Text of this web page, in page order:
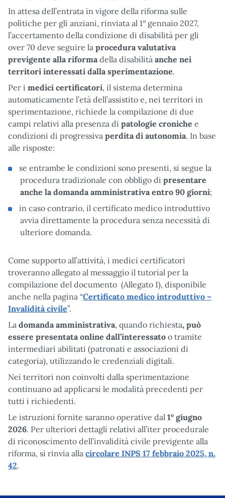
In attesa dell’entrata in vigore della riforma sulle
politiche per gli anziani, rinviata al 1° gennaio 2027,
l’accertamento della condizione di disabilità per gli
over 70 deve seguire la procedura valutativa
previgente alla riforma della disabilità anche nei
territori interessati dalla sperimentazione.
Per i medici certificatori, il sistema determina
automaticamente l’età dell’assistito e, nei territori in
sperimentazione, richiede la compilazione di due
campi relativi alla presenza di patologie croniche e
condizioni di progressiva perdita di autonomia. In base
alle risposte:
se entrambe le condizioni sono presenti, si segue la
procedura tradizionale con obbligo di presentare
anche la domanda amministrativa entro 90 giorni;
in caso contrario, il certificato medico introduttivo
avvia direttamente la procedura senza necessità di
ulteriore domanda.
Come supporto all’attività, i medici certificatori
troveranno allegato al messaggio il tutorial per la
compilazione del documento (Allegato 1), disponibile
anche nella pagina “Certificato medico introduttivo –
Invalidità civile”.
La domanda amministrativa, quando richiesta, può
essere presentata online dall’interessato o tramite
intermediari abilitati (patronati e associazioni di
categoria), utilizzando le credenziali digitali.
Nei territori non coinvolti dalla sperimentazione
continuano ad applicarsi le modalità precedenti per
tutti i richiedenti.
Le istruzioni fornite saranno operative dal 1° giugno
2026. Per ulteriori dettagli relativi all’iter procedurale
di riconoscimento dell’invalidità civile previgente alla
riforma, si rinvia alla circolare INPS 17 febbraio 2025, n.
42.